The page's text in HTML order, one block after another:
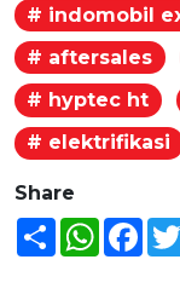
# indomobil
# aftersales
# hyptec ht
# elektrifikasi
Share
Share